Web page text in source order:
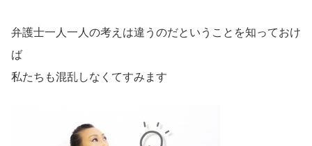
弁護士一人一人の考えは違うのだということを知っておけ
ば
私たちも混乱しなくてすみます